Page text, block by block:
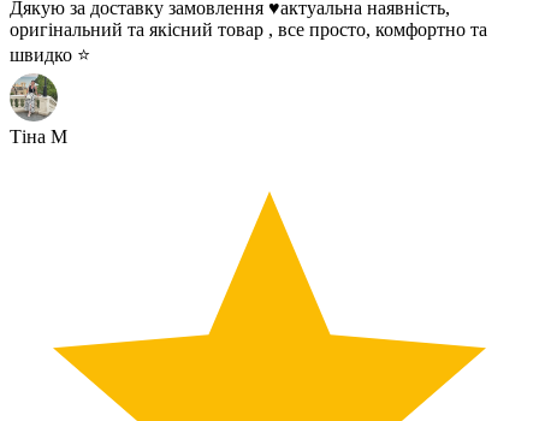
Дякую за доставку замовлення ♥️актуальна наявність,
оригінальний та якісний товар , все просто, комфортно та
швидко ⭐️
Тіна М